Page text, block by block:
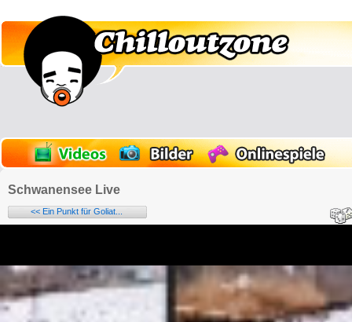
Schwanensee Live
<< Ein Punkt für Goliat...